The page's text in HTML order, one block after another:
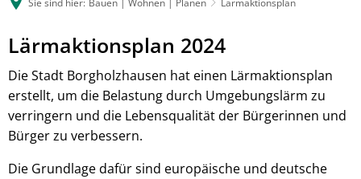
Lärmaktionsplan 2024
Die Stadt Borgholzhausen hat einen Lärmaktionsplan
erstellt, um die Belastung durch Umgebungslärm zu
verringern und die Lebensqualität der Bürgerinnen und
Bürger zu verbessern.
Die Grundlage dafür sind europäische und deutsche